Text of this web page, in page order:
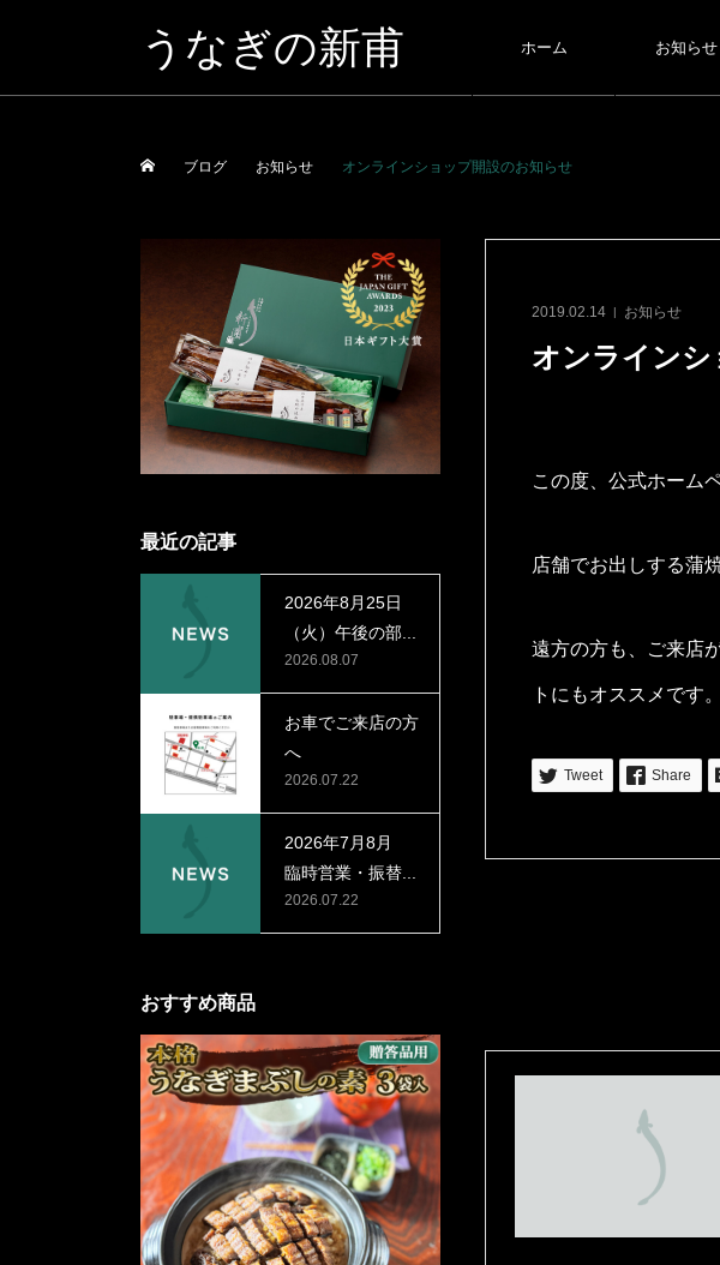
うなぎの新甫 ホーム お知らせ
ブログ お知らせ オンラインショップ開設のお知らせ
2019.02.14 お知らせ
オンライン
この度、公式ホーム
店舗でお出しする蒲
遠方の方も、ご来店
トにもオススメです
Tweet Share
最近の記事
2026年8月25日
（火）午後の部...
2026.08.07
お車でご来店の方
へ
2026.07.22
2026年7月8月
臨時営業・振替...
2026.07.22
おすすめ商品